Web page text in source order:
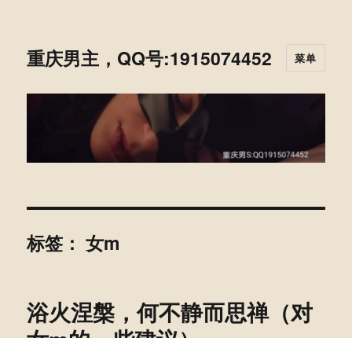
重庆男主，QQ号:1915074452 菜单
标签：女m
浴火涅槃，何不静而思禅（对